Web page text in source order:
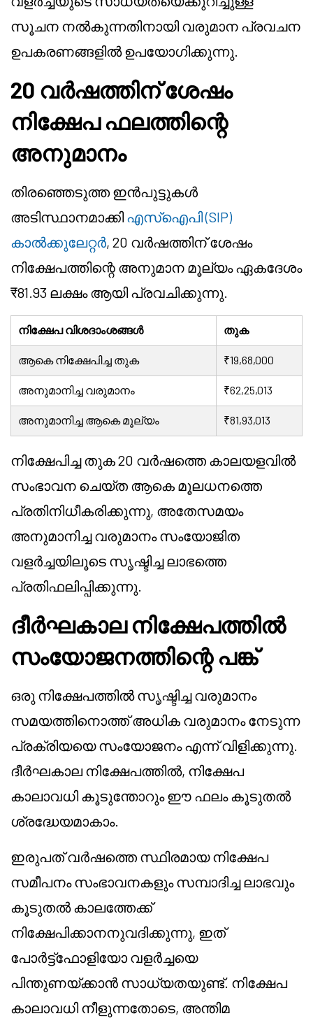
സൂചന നൽകുന്നതിനായി വരുമാന പ്രവചന
ഉപകരണങ്ങളിൽ ഉപയോഗിക്കുന്നു.
20 വർഷത്തിന് ശേഷം
നിക്ഷേപ ഫലത്തിന്റെ
അനുമാനം
തിരഞ്ഞെടുത്ത ഇൻപുട്ടുകൾ
അടിസ്ഥാനമാക്കി എസ്‌ഐപി (SIP)
കാൽക്കുലേറ്റർ, 20 വർഷത്തിന് ശേഷം
നിക്ഷേപത്തിന്റെ അനുമാന മൂല്യം ഏകദേശം
₹81.93 ലക്ഷം ആയി പ്രവചിക്കുന്നു.
നിക്ഷേപ വിശദാംശങ്ങൾ തുക
ആകെ നിക്ഷേപിച്ച തുക ₹19,68,000
അനുമാനിച്ച വരുമാനം ₹62,25,013
അനുമാനിച്ച ആകെ മൂല്യം ₹81,93,013
നിക്ഷേപിച്ച തുക 20 വർഷത്തെ കാലയളവിൽ
സംഭാവന ചെയ്ത ആകെ മൂലധനത്തെ
പ്രതിനിധീകരിക്കുന്നു, അതേസമയം
അനുമാനിച്ച വരുമാനം സംയോജിത
വളർച്ചയിലൂടെ സൃഷ്ടിച്ച ലാഭത്തെ
പ്രതിഫലിപ്പിക്കുന്നു.
ദീർഘകാല നിക്ഷേപത്തിൽ
സംയോജനത്തിന്റെ പങ്ക്
ഒരു നിക്ഷേപത്തിൽ സൃഷ്ടിച്ച വരുമാനം
സമയത്തിനൊത്ത് അധിക വരുമാനം നേടുന്ന
പ്രക്രിയയെ സംയോജനം എന്ന് വിളിക്കുന്നു.
ദീർഘകാല നിക്ഷേപത്തിൽ, നിക്ഷേപ
കാലാവധി കൂടുന്തോറും ഈ ഫലം കൂടുതൽ
ശ്രദ്ധേയമാകാം.
ഇരുപത് വർഷത്തെ സ്ഥിരമായ നിക്ഷേപ
സമീപനം സംഭാവനകളും സമ്പാദിച്ച ലാഭവും
കൂടുതൽ കാലത്തേക്ക്
നിക്ഷേപിക്കാനനുവദിക്കുന്നു, ഇത്
പോർട്ട്ഫോളിയോ വളർച്ചയെ
പിന്തുണയ്ക്കാൻ സാധ്യതയുണ്ട്. നിക്ഷേപ
കാലാവധി നീളുന്നതോടെ, അന്തിമ